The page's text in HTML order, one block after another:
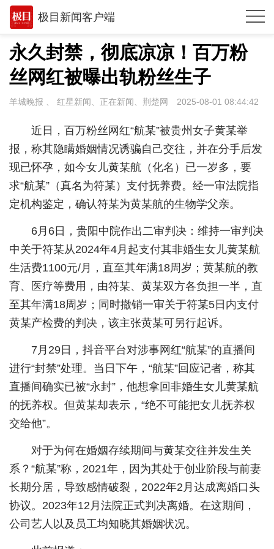
极目新闻客户端
推荐
观点
时政
武汉
世相
环球
极客圈
经济
城建
科教
健康
悠游
相亲
汽车
房产
消费
创意
文化
永久封禁，彻底凉凉！百万粉
丝网红被曝出轨粉丝生子
羊城晚报 、 红星新闻、正在新闻、荆楚网 2025-08-01 08:44:42
近日，百万粉丝网红“航某”被贵州女子黄某举
报，称其隐瞒婚姻情况诱骗自己交往，并在分手后发
现已怀孕，如今女儿黄某航（化名）已一岁多，要
求“航某”（真名为符某）支付抚养费。经一审法院指
定机构鉴定，确认符某为黄某航的生物学父亲。
6月6日，贵阳中院作出二审判决：维持一审判决
中关于符某从2024年4月起支付其非婚生女儿黄某航
生活费1100元/月，直至其年满18周岁；黄某航的教
育、医疗等费用，由符某、黄某双方各负担一半，直
至其年满18周岁；同时撤销一审关于符某5日内支付
黄某产检费的判决，该主张黄某可另行起诉。
7月29日，抖音平台对涉事网红“航某”的直播间
进行“封禁”处理。当日下午，“航某”回应记者，称其
直播间确实已被“永封”，他想拿回非婚生女儿黄某航
的抚养权。但黄某却表示，“绝不可能把女儿抚养权
交给他”。
对于为何在婚姻存续期间与黄某交往并发生关
系？“航某”称，2021年，因为其处于创业阶段与前妻
长期分居，导致感情破裂，2022年2月达成离婚口头
协议。2023年12月法院正式判决离婚。在这期间，
公司艺人以及员工均知晓其婚姻状况。